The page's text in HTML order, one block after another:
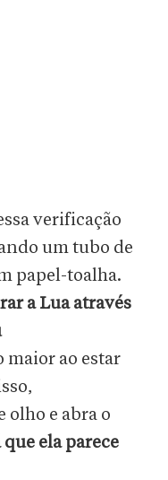
verificação
um tubo de
papel-toalha.
a Lua através
maior ao estar
olho e abra o
que ela parece